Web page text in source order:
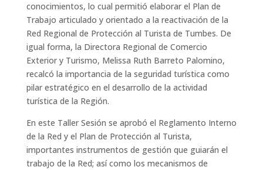
conocimientos, lo cual permitió elaborar el Plan de
Trabajo articulado y orientado a la reactivación de la
Red Regional de Protección al Turista de Tumbes. De
igual forma, la Directora Regional de Comercio
Exterior y Turismo, Melissa Ruth Barreto Palomino,
recalcó la importancia de la seguridad turística como
pilar estratégico en el desarrollo de la actividad
turística de la Región.
En este Taller Sesión se aprobó el Reglamento Interno
de la Red y el Plan de Protección al Turista,
importantes instrumentos de gestión que guiarán el
trabajo de la Red; así como los mecanismos de